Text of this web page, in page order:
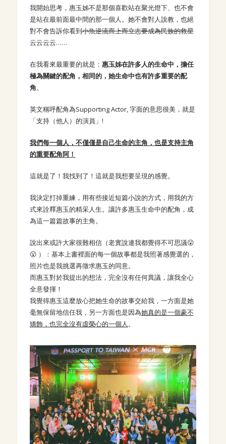
我開始思考，惠玉姊不是那個喜歡站在聚光燈下、也不會
是站在最前面最中間的那一個人。她不會對人說教，也絕
對不會告訴你看到小魚逆流而上而立志要成為民族的救星
云云云云……
在我看來最重要的就是： 惠玉姊在許多人的生命中，擔任
極為關鍵的配角，相同的，她生命中也有許多重要的配
角。
英文稱呼配角為Supporting Actor, 字面的意思很美，就是
「支持（他人）的演員」!
我們每一個人，不僅僅是自己生命的主角，也是支持主角
的重要配角阿！
這就是了！我找到了！這就是我想要呈現的感覺。
我決定打掉重練，用有些接近短篇小說的方式，用我的方
式來詮釋惠玉的精采人生。讓許多惠玉生命中的配角，成
為這一篇篇故事的主角。
說出來或許大家很難相信（老實說連我都覺得不可思議😮
😮 ）：基本上書裡面的每一個故事都是我照著感覺選的，
照片也是我挑選再徵求惠玉的同意。
而惠玉對於我提出的想法，完全沒有任何異議，讓我全心
全意發揮！
我覺得惠玉這麼放心把她生命的故事交給我，一方面是她
毫無保留地信任我，另一方面也是因為她真的是一個豪不
矯飾，也完全沒有虛榮心的一個人。